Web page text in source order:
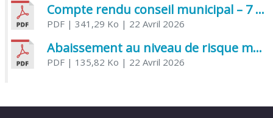
Compte rendu conseil municipal – 7 avril 2026
PDF| 341,29 Ko | 22 Avril 2026
Abaissement au niveau de risque modéré de l’Influenza aviaire
PDF| 135,82 Ko | 22 Avril 2026